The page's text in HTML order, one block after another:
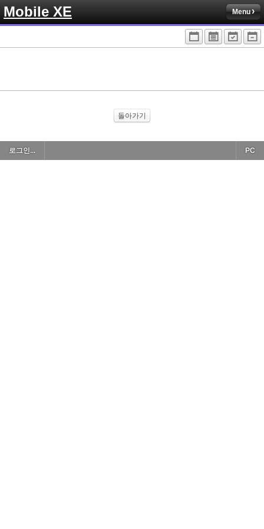
Mobile XE Menu
돌아가기
로그인... PC